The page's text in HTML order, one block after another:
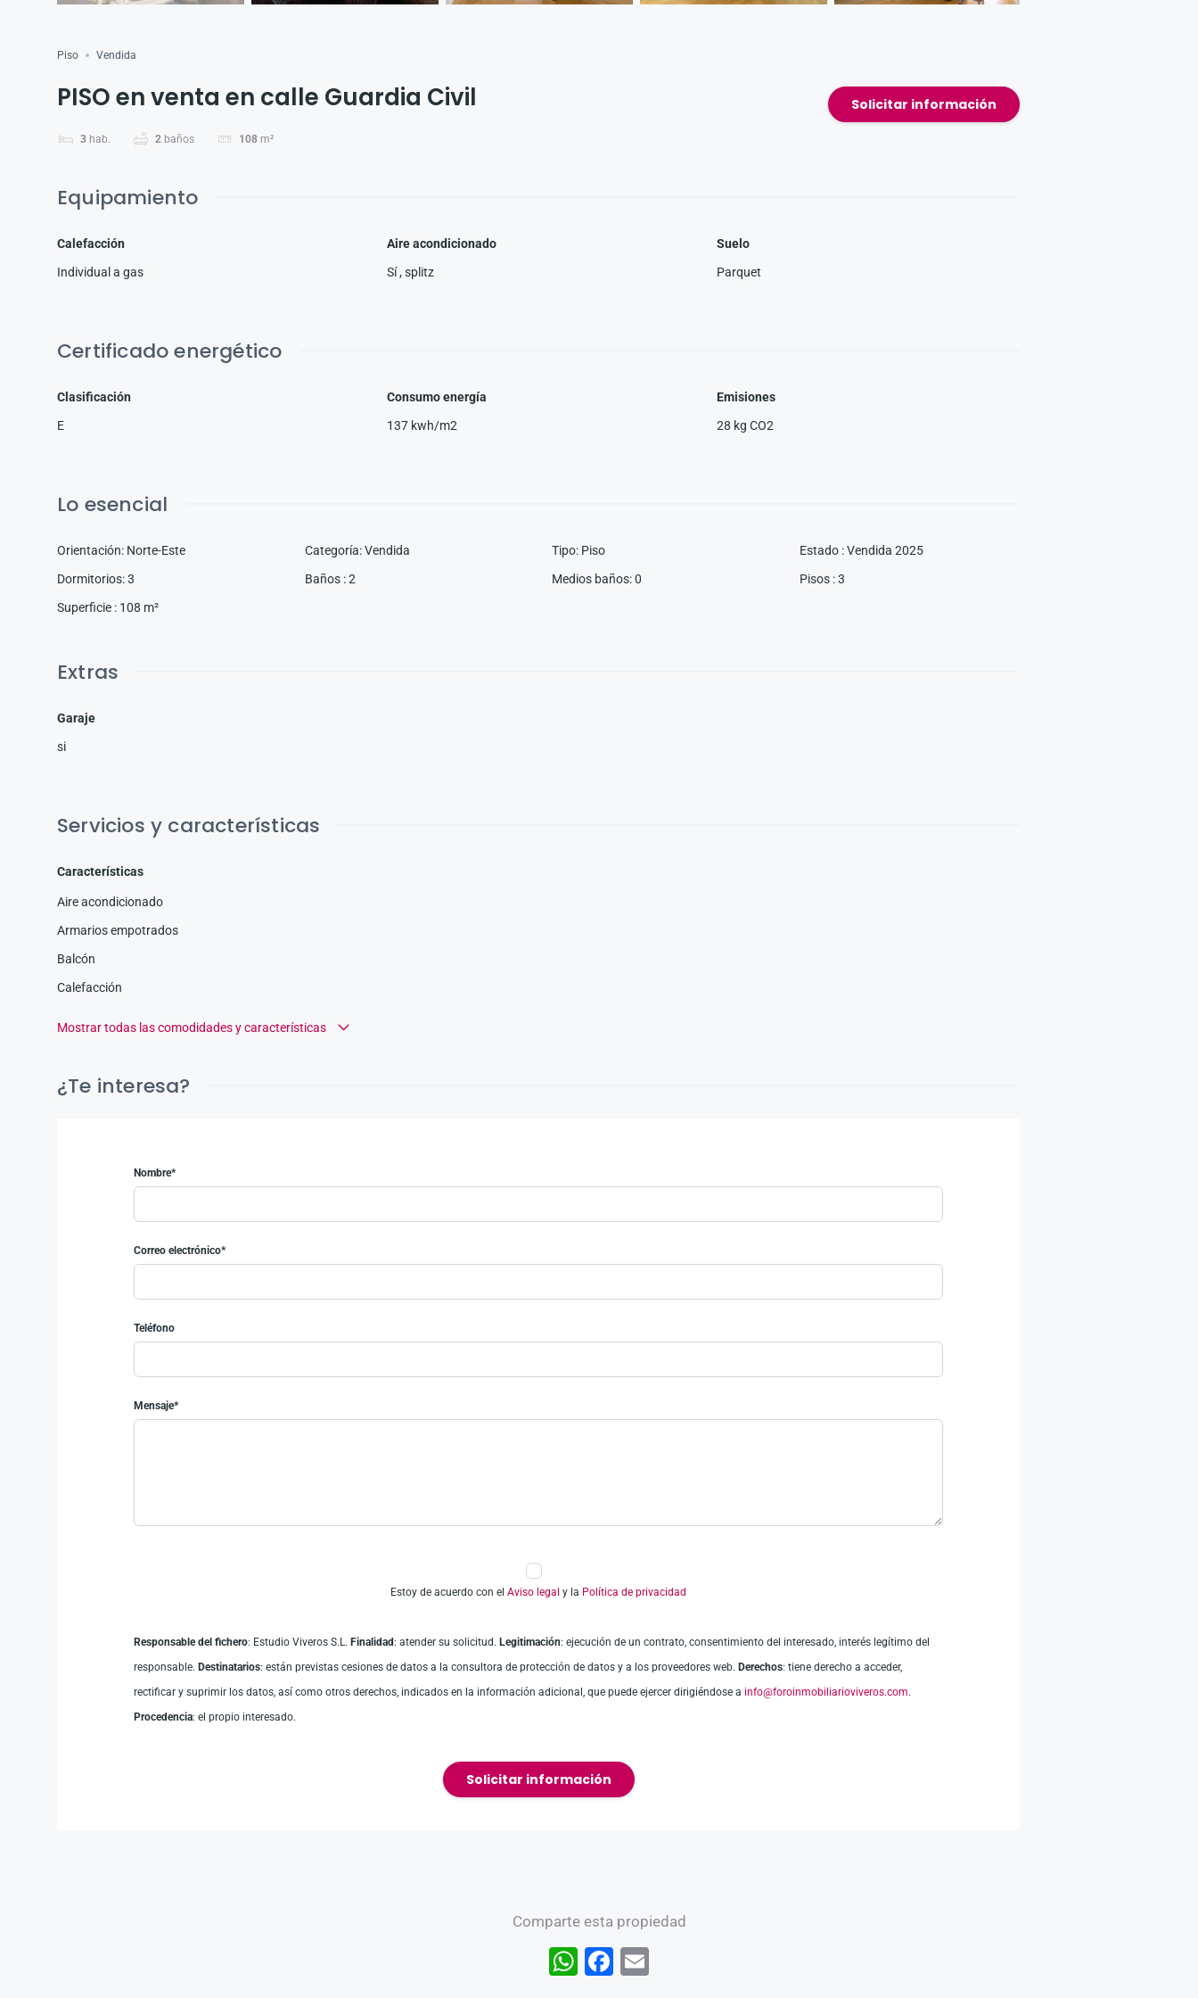
Piso Vendida
PISO en venta en calle Guardia Civil
3 hab. 2 baños 108 m²
Solicitar información
Equipamiento
Calefacción
Individual a gas
Aire acondicionado
Sí , splitz
Suelo
Parquet
Certificado energético
Clasificación
E
Consumo energía
137 kwh/m2
Emisiones
28 kg CO2
Lo esencial
Orientación: Norte-Este Categoría: Vendida Tipo: Piso Estado : Vendida 2025
Dormitorios:3 Baños : 2 Medios baños:0 Pisos : 3
Superficie : 108 m²
Extras
Garaje
si
Servicios y características
Características
Aire acondicionado
Armarios empotrados
Balcón
Calefacción
Mostrar todas las comodidades y características
¿Te interesa?
Nombre*
Correo electrónico*
Teléfono
Mensaje*
Estoy de acuerdo con el Aviso legal y la Política de privacidad
Responsable del fichero: Estudio Viveros S.L. Finalidad: atender su solicitud. Legitimación: ejecución de un contrato, consentimiento del interesado, interés legítimo del
responsable. Destinatarios: están previstas cesiones de datos a la consultora de protección de datos y a los proveedores web. Derechos: tiene derecho a acceder,
rectificar y suprimir los datos, así como otros derechos, indicados en la información adicional, que puede ejercer dirigiéndose a info@foroinmobiliarioviveros.com.
Procedencia: el propio interesado.
Solicitar información
Comparte esta propiedad
W F